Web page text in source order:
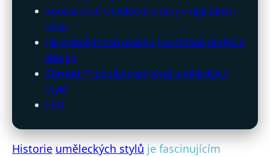
Současnost: Umělecké směry v digitálním
věku
Jak starožitnosti ovlivňují současné umění a
design
Shrnutí: Proč sledovat vývoj uměleckých
stylů
FAQ
Historie uměleckých stylů je fascinujícím